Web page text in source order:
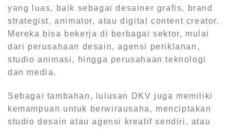
yang luas, baik sebagai desainer grafis, brand
strategist, animator, atau digital content creator.
Mereka bisa bekerja di berbagai sektor, mulai
dari perusahaan desain, agensi periklanan,
studio animasi, hingga perusahaan teknologi
dan media.
Sebagai tambahan, lulusan DKV juga memiliki
kemampuan untuk berwirausaha, menciptakan
studio desain atau agensi kreatif sendiri, atau